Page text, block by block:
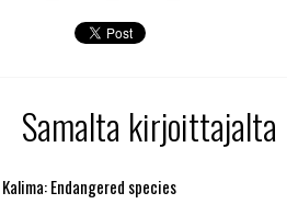
Samalta kirjoittajalta
Endangered species